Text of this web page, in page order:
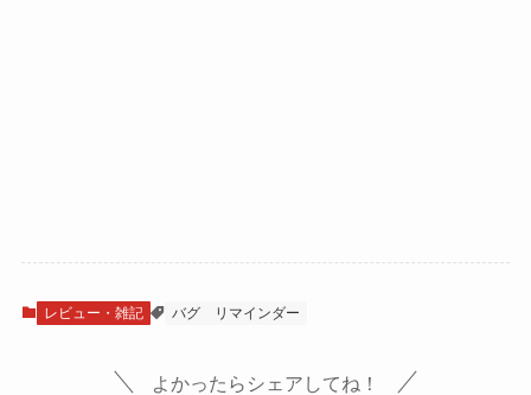
レビュー・雑記 バグ リマインダー
よかったらシェアしてね！